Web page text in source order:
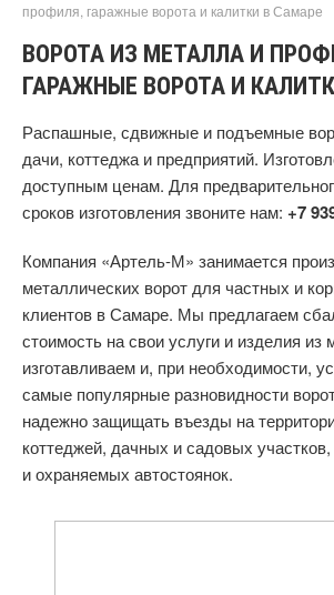
профиля, гаражные ворота и калитки в Самаре
ВОРОТА ИЗ МЕТАЛЛА И
ГАРАЖНЫЕ ВОРОТА И
Распашные, сдвижные и подъемные
дачи, коттеджа и предприятий.
доступным ценам. Для
сроков изготовления звоните нам: +7
Компания «Артель-М» занимается
металлических ворот для частных и
клиентов в Самаре. Мы предлагаем
стоимость на свои услуги и изделия
изготавливаем и, при необходимости,
самые популярные разновидности
надежно защищать въезды на
коттеджей, дачных и садовых
и охраняемых автостоянок.